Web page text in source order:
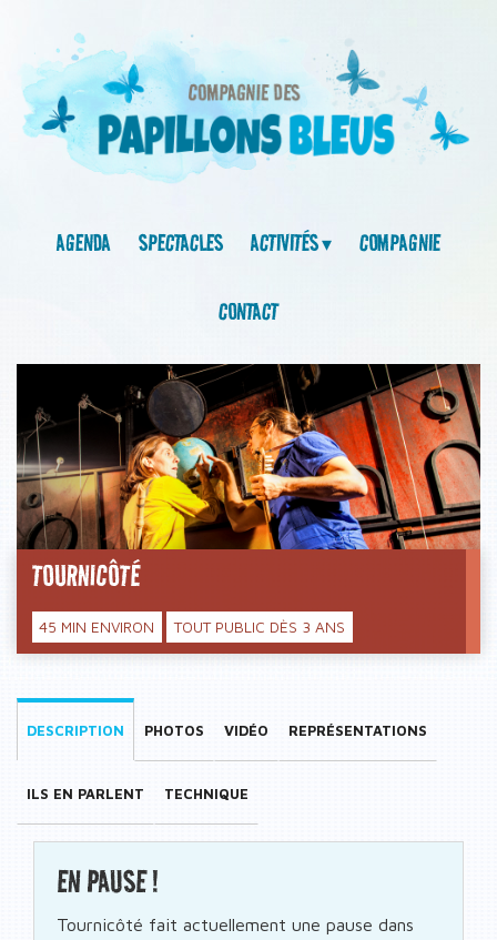
AGENDA SPECTACLES ACTIVITÉS COMPAGNIE
CONTACT
TOURNICÔTÉ
45 MIN ENVIRON TOUT PUBLIC DÈS 3 ANS
DESCRIPTION PHOTOS VIDÉO REPRÉSENTATIONS
ILS EN PARLENT TECHNIQUE
EN PAUSE !
Tournicôté fait actuellement une pause dans